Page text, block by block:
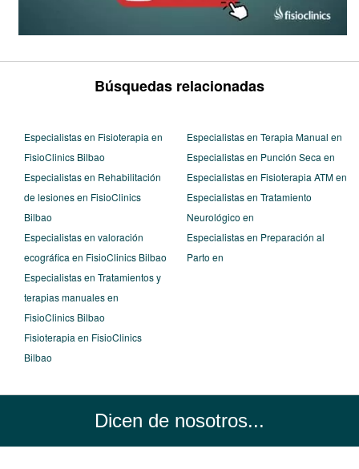
Búsquedas relacionadas
Especialistas en Fisioterapia en
FisioClinics Bilbao
Especialistas en Rehabilitación
de lesiones en FisioClinics
Bilbao
Especialistas en valoración
ecográfica en FisioClinics Bilbao
Especialistas en Tratamientos y
terapias manuales en
FisioClinics Bilbao
Fisioterapia en FisioClinics
Bilbao
Especialistas en Terapia Manual en
Especialistas en Punción Seca en
Especialistas en Fisioterapia ATM en
Especialistas en Tratamiento
Neurológico en
Especialistas en Preparación al
Parto en
Dicen de nosotros...